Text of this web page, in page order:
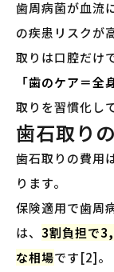
歯周病菌が血流
の疾患リスクが
取りは口腔だけ
「歯のケア＝全
取りを習慣化し
歯石取り
歯石取りの費用
ります。
保険適用で歯周
は、 3割負担で
な相場です[2]。